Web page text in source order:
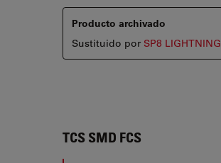
Producto archivado
Sustituido por SP8 LIGHTNING
TCS SMD FCS